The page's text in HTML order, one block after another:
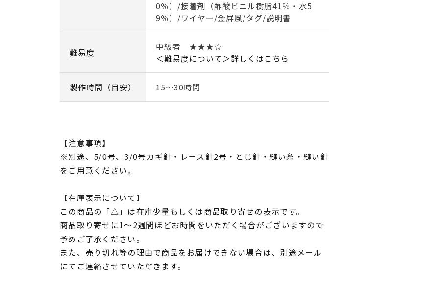
0％）/接着剤（酢酸ビニル樹脂41％・水5
9％）/ワイヤー/金屛風/タグ/説明書
難易度
中級者 ★★★☆
＜難易度について＞詳しくはこちら
製作時間（目安） 15～30時間
【注意事項】
※別途、5/0号、3/0号カギ針・レース針2号・とじ針・縫い糸・縫い針
をご用意ください。
【在庫表示について】
この商品の「△」は在庫少量もしくは商品取り寄せの表示です。
商品取り寄せに1～2週間ほどお時間をいただく場合がございますので
予めご了承ください。
また、売り切れ等の理由で商品をお届けできない場合は、別途メール
にてご連絡させていただきます。